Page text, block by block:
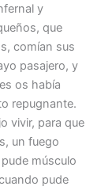
y
que
comían sus
pasajero, y
os había
repugnante.
vivir, para que
un fuego
músculo
pude